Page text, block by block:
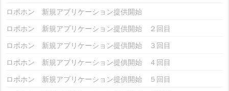
ロボホン 新規アプリケーション提供開始
ロボホン 新規アプリケーション提供開始 ２回目
ロボホン 新規アプリケーション提供開始 ３回目
ロボホン 新規アプリケーション提供開始 ４回目
ロボホン 新規アプリケーション提供開始 ５回目